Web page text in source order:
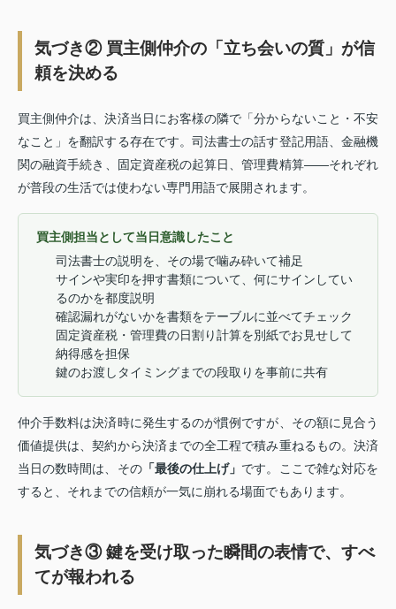
気づき② 買主側仲介の「立ち会いの質」が信
頼を決める
買主側仲介は、決済当日にお客様の隣で「分からないこと・不安
なこと」を翻訳する存在です。司法書士の話す登記用語、金融機
関の融資手続き、固定資産税の起算日、管理費精算——それぞれ
が普段の生活では使わない専門用語で展開されます。
買主側担当として当日意識したこと
司法書士の説明を、その場で噛み砕いて補足
サインや実印を押す書類について、何にサインしてい
るのかを都度説明
確認漏れがないかを書類をテーブルに並べてチェック
固定資産税・管理費の日割り計算を別紙でお見せして
納得感を担保
鍵のお渡しタイミングまでの段取りを事前に共有
仲介手数料は決済時に発生するのが慣例ですが、その額に見合う
価値提供は、契約から決済までの全工程で積み重ねるもの。決済
当日の数時間は、その「最後の仕上げ」 です。ここで雑な対応を
すると、それまでの信頼が一気に崩れる場面でもあります。
気づき③ 鍵を受け取った瞬間の表情で、すべ
てが報われる